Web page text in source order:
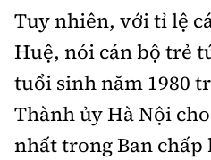
Tuy nhiên, với tỉ lệ
Huệ, nói cán bộ trẻ
tuổi sinh năm 1980
Thành ủy Hà Nội
nhất trong Ban